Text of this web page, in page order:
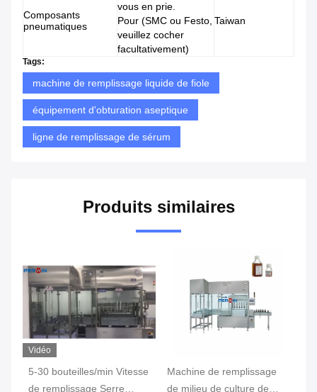
Composants
pneumatiques
vous en prie.
Pour (SMC ou Festo,
veuillez cocher
facultativement)
Taiwan
Tags:
machine de remplissage liquide de fiole
équipement d'obturation aseptique
ligne de remplissage de sérum
Produits similaires
Vidéo
5-30 bouteilles/min Vitesse
de remplissage Serre
Machine de remplissage
de milieu de culture de